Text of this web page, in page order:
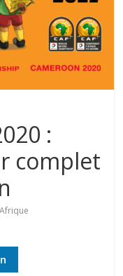
:
complet
Afrique